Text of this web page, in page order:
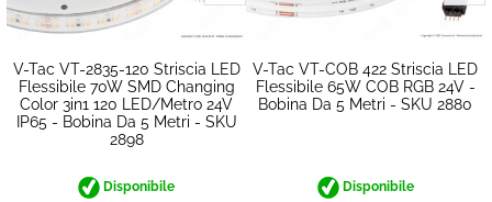
favorite_border
V-Tac VT-2835-120 Striscia LED
Flessibile 70W SMD Changing
Color 3in1 120 LED/metro 24V
IP65 - Bobina Da 5 Metri - SKU
2898
Disponibile
V-Tac VT-COB 422 Striscia LED
Flessibile 65W COB RGB 24V -
Bobina Da 5 Metri - SKU 2880
Disponibile